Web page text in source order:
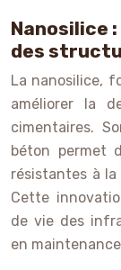
Nanosilice
des
La nanosilice,
améliorer la
cimentaires.
béton permet
résistantes à
Cette
de vie des
en